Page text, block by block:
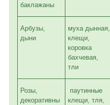
баклажаны
Арбузы,
дыни
муха дынная,
клещи,
коровка
бахчевая,
тли
Розы,
декоративны
паутинные
клещи, тля,